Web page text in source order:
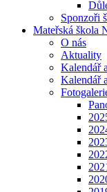
Sponzoři
Mateřská škola
O nás
Aktuality
Kalendář
Kalendář